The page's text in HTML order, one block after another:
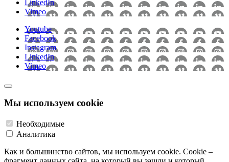
LinkedIn
Vimeo
Youtube
Facebook
Instagram
LinkedIn
Vimeo
Мы используем cookie
Необходимые
Аналитика
Как и большинство сайтов, мы используем cookie. Cookie –